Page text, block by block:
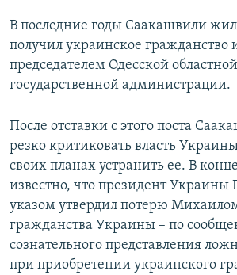
В последние годы Саакашвили
получил украинское гражданство
председателем Одесской областной
государственной администрации.
После отставки с этого поста
резко критиковать власть
своих планах устранить ее. В
известно, что президент
указом утвердил потерю
гражданства Украины – по
сознательного представления
при приобретении украинского